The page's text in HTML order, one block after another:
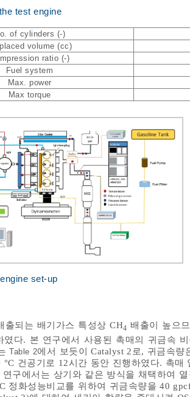
test engine
of cylinders (-)
volume (cc)
ratio (-)
Fuel system
Max. power
Max torque
set-up
출되는 배기가스 특성상 CH4 배출이 높으
였다. 본 연구에서 사용된 촉매의 귀금속
Table 2에서 보듯이 Catalyst 2로, 귀금속
°C 건공기로 12시간 동안 진행하였다. 촉
구에서는 상기와 같은 방식을 채택하여
정화성능비교를 위하여 귀금속량을 40